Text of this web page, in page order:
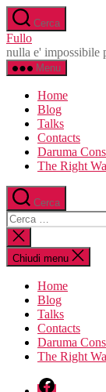
Salta
al
contenuto
Cerca
Fullo
nulla e' impossibile
Menu
Home
Blog
Talks
Contacts
Daruma
The Right
Cerca
Cerca:
Chiudi
la
ricerca
Chiudi menu
Home
Blog
Talks
Contacts
Daruma
The Right
fb